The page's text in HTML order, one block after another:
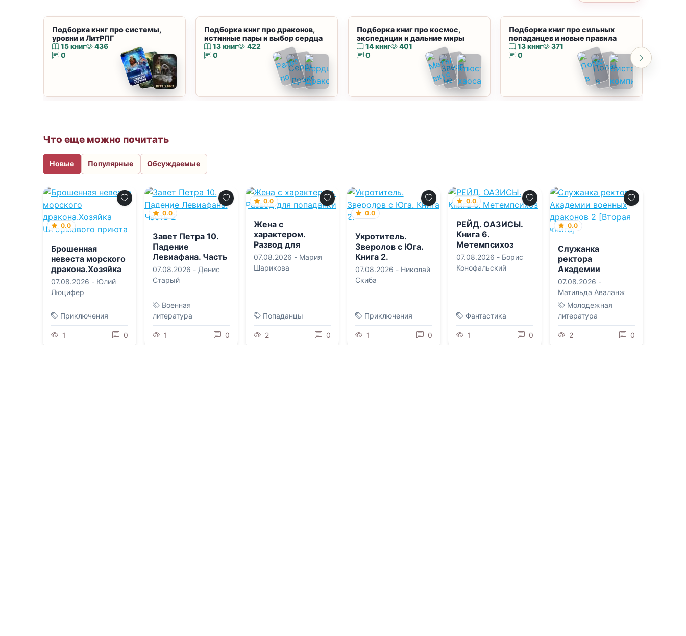
Подборка книг про системы,
уровни и ЛитРПГ
15 книг
436
0
Подборка книг про драконов,
истинные пары и выбор сердца
13 книг
422
0
Подборка книг про космос,
экспедиции и дальние миры
14 книг
401
0
Подборка книг про сильных
попаданцев и новые правила
13 книг
371
0
Что еще можно почитать
Новые Популярные Обсуждаемые
0.0
Брошенная
невеста морского
дракона.Хозяйка
Штормового
приюта
07.08.2026 - Юлий
Люцифер
Приключения
1 0
0.0
Завет Петра 10.
Падение
Левиафана. Часть
2
07.08.2026 - Денис
Старый
Военная
литература
1 0
0.0
Жена с
характером.
Развод для
попаданки
07.08.2026 - Мария
Шарикова
Попаданцы
2 0
0.0
Укротитель.
Зверолов с Юга.
Книга 2.
07.08.2026 - Николай
Скиба
Приключения
1 0
0.0
РЕЙД. ОАЗИСЫ.
Книга 6.
Метемпсихоз
07.08.2026 - Борис
Конофальский
Фантастика
1 0
0.0
Служанка
ректора
Академии
военных драконов
2 [Вторая книга]
07.08.2026 -
Матильда Аваланж
Молодежная
литература
2 0